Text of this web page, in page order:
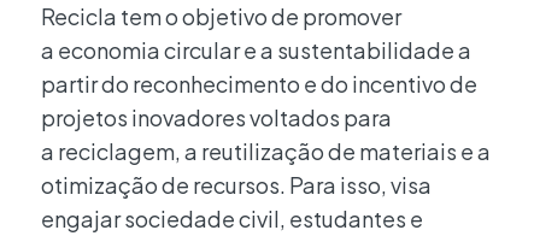
Recicla tem o objetivo de promover
a economia circular e a sustentabilidade a
partir do reconhecimento e do incentivo de
projetos inovadores voltados para
a reciclagem, a reutilização de materiais e a
otimização de recursos. Para isso, visa
engajar sociedade civil, estudantes e